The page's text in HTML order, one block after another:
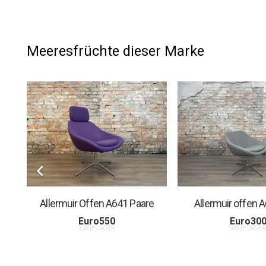
Meeresfrüchte dieser Marke
Allermuir Offen A641 Paare
Euro550
3 AUF LAGER
Allermuir offen
Euro300
4 AUF LAGER